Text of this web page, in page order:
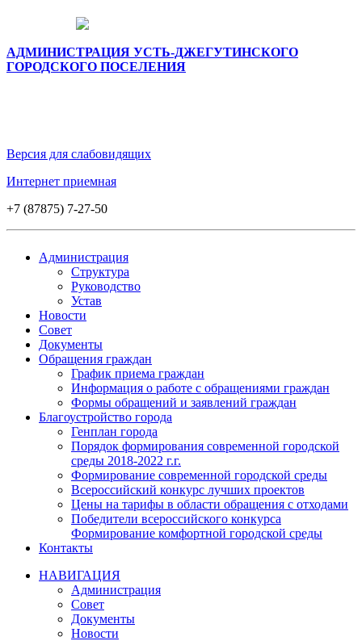
АДМИНИСТРАЦИЯ УСТЬ-ДЖЕГУТИНСКОГО
ГОРОДСКОГО ПОСЕЛЕНИЯ
Версия для слабовидящих
Интернет приемная
+7 (87875) 7-27-50
Администрация
Структура
Руководство
Устав
Новости
Совет
Документы
Обращения граждан
График приема граждан
Информация о работе с обращениями граждан
Формы обращений и заявлений граждан
Благоустройство города
Генплан города
Порядок формирования современной городской
среды 2018-2022 г.г.
Формирование современной городской среды
Всероссийский конкурс лучших проектов
Цены на тарифы в области обращения с отходами
Победители всероссийского конкурса
Формирование комфортной городской среды
Контакты
НАВИГАЦИЯ
Администрация
Совет
Документы
Новости